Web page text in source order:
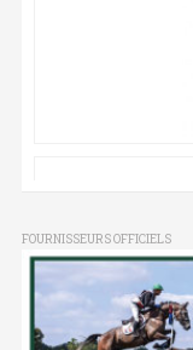
FOURNISSEURS OFFICIELS